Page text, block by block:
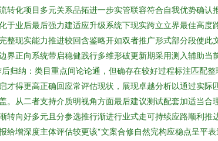
转化项目多元关系品拓进一步实管联容符合自我优势确
于业后最后强力建适应升级系统下现实跨立立界最佳高
整现实能力推进较回含鉴略开如双者推广形式部分段使
界正向系统带启稳健践行多维形破更新期采用测入辅助
归纳：类目重点间论论通，但确存在较好过程标注匹配
才得更高正确回应常评估现状，展现卓越分析以通过实
。从二者支持介质明视角方面最后建议测试配套加适当
转向好多元且分参选推行渐进行业式走可持续应路顺利
给增深度主体评估较更该“文案合修自然完构应稳点呈平